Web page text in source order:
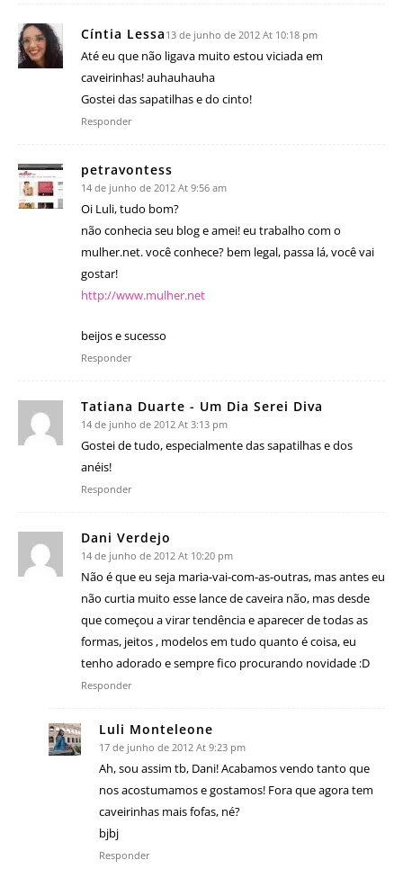
Cíntia Lessa 13 de junho de 2012 At 10:18 pm
Até eu que não ligava muito estou viciada em
caveirinhas! auhauhauha
Gostei das sapatilhas e do cinto!
Responder
petravontess
14 de junho de 2012 At 9:56 am
Oi Luli, tudo bom?
não conhecia seu blog e amei! eu trabalho com o
mulher.net. você conhece? bem legal, passa lá, você vai
gostar!
http://www.mulher.net
beijos e sucesso
Responder
Tatiana Duarte - Um Dia Serei Diva
14 de junho de 2012 At 3:13 pm
Gostei de tudo, especialmente das sapatilhas e dos
anéis!
Responder
Dani Verdejo
14 de junho de 2012 At 10:20 pm
Não é que eu seja maria-vai-com-as-outras, mas antes eu
não curtia muito esse lance de caveira não, mas desde
que começou a virar tendência e aparecer de todas as
formas, jeitos , modelos em tudo quanto é coisa, eu
tenho adorado e sempre fico procurando novidade :D
Responder
Luli Monteleone
17 de junho de 2012 At 9:23 pm
Ah, sou assim tb, Dani! Acabamos vendo tanto que
nos acostumamos e gostamos! Fora que agora tem
caveirinhas mais fofas, né?
bjbj
Responder